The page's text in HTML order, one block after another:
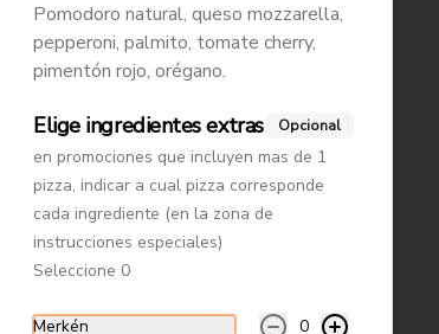
natural, queso
extra pepperoni y
Pomodoro natural, queso mozzarella,
pepperoni, palmito, tomate cherry,
pimentón rojo, orégano.
Elige ingredientes extras Opcional
en promociones que incluyen mas de 1
pizza, indicar a cual pizza corresponde
cada ingrediente (en la zona de
instrucciones especiales)
Seleccione 0
Merkén 0